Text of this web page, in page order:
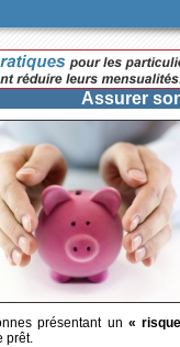
Assurer
présentant un «
prêt.